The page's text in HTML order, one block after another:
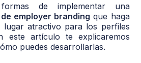
de implementar una
employer branding que haga
atractivo para los perfiles
este artículo te explicaremos
puedes desarrollarlas.